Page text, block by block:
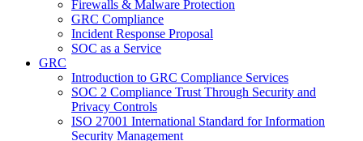
Firewalls & Malware Protection
GRC Compliance
Incident Response Proposal
SOC as a Service
GRC
Introduction to GRC Compliance Services
SOC 2 Compliance Trust Through Security and
Privacy Controls
ISO 27001 International Standard for Information
Security Management